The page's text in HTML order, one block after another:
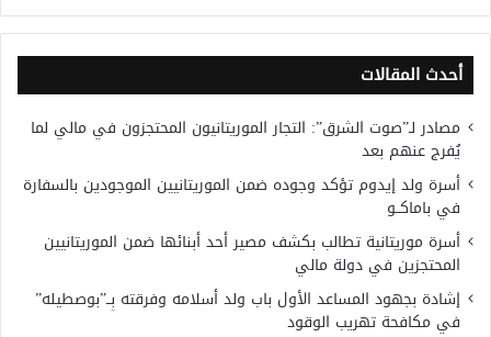
أحدث المقالات
مصادر لـ”صوت الشرق”: التجار الموريتانيون المحتجزون في مالي لما
يُفرج عنهم بعد
أسرة ولد إيدوم تؤكد وجوده ضمن الموريتانيين الموجودين بالسفارة
في باماكــو
أسرة موريتانية تطالب بكشف مصير أحد أبنائها ضمن الموريتانيين
المحتجزين في دولة مالي
إشادة بجهود المساعد الأول باب ولد أسلامه وفرقته بِــ”بوصطيله”
في مكافحة تهريب الوقود